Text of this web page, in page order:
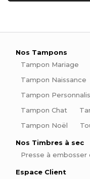
Nos Tampons
Tampon Mariage
Tampon Naissance
Tampon
Tampon Chat
Tampon Noël
Nos Timbres à sec
Presse à embosser
Espace Client